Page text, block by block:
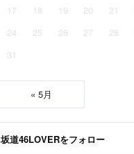
17
18 19 20 21
24
25 26 27 28
31
« 5月
坂道46LOVERをフォロー